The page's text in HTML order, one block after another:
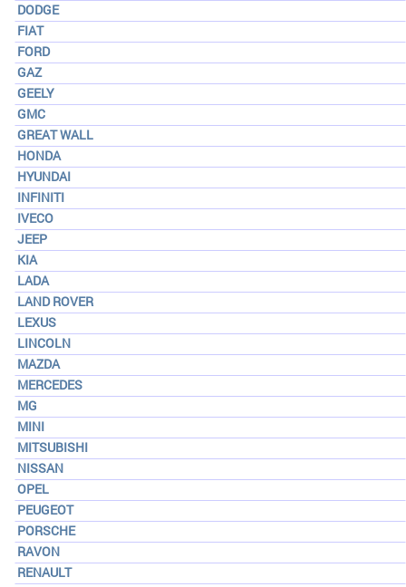
DODGE
FIAT
FORD
GAZ
GEELY
GMC
GREAT WALL
HONDA
HYUNDAI
INFINITI
IVECO
JEEP
KIA
LADA
LAND ROVER
LEXUS
LINCOLN
MAZDA
MERCEDES
MG
MINI
MITSUBISHI
NISSAN
OPEL
PEUGEOT
PORSCHE
RAVON
RENAULT